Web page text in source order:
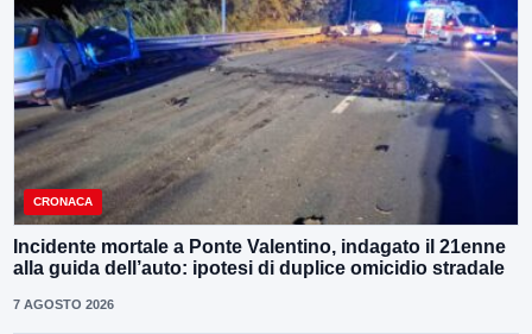
CRONACA
Incidente mortale a Ponte Valentino, indagato il 21enne
alla guida dell’auto: ipotesi di duplice omicidio stradale
7 AGOSTO 2026